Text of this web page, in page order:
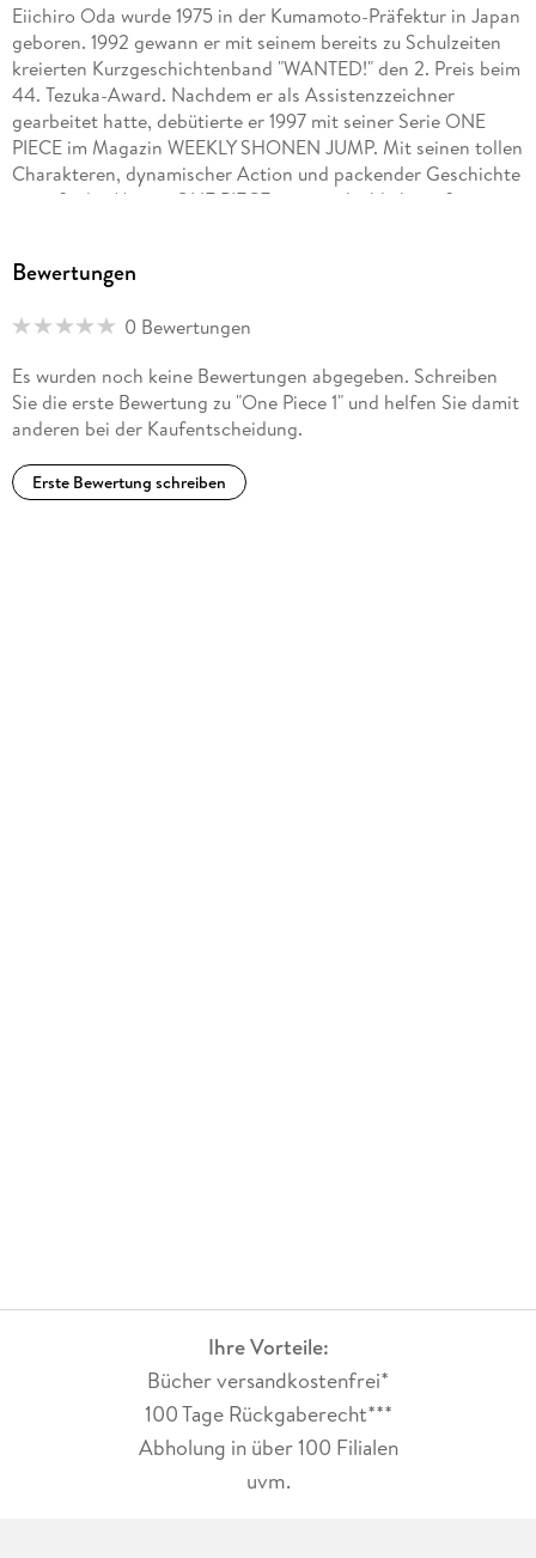
Eiichiro Oda wurde 1975 in der Kumamoto-Präfektur in Japan
geboren. 1992 gewann er mit seinem bereits zu Schulzeiten
kreierten Kurzgeschichtenband "WANTED!" den 2. Preis beim
44. Tezuka-Award. Nachdem er als Assistenzzeichner
gearbeitet hatte, debütierte er 1997 mit seiner Serie ONE
PIECE im Magazin WEEKLY SHONEN JUMP. Mit seinen tollen
Charakteren, dynamischer Action und packender Geschichte
genießt der Manga ONE PIECE eine unglaublich große
multimedial große Erfolge: die Serie wurde als Anime
u. v. m. Die Serie hat auch in Europa und den USA unzählige
dreimonatlich bei Carlsen, außerdem sind mehrere Guides
und Romane sowie der Kurzgeschichtenband WANTED
erschienen!
Bewertungen
0 Bewertungen
Es wurden noch keine Bewertungen abgegeben. Schreiben
Sie die erste Bewertung zu "One Piece 1" und helfen Sie damit
anderen bei der Kaufentscheidung.
Erste Bewertung schreiben
Ihre Vorteile:
Bücher versandkostenfrei*
100 Tage Rückgaberecht***
Abholung in über 100 Filialen
uvm.